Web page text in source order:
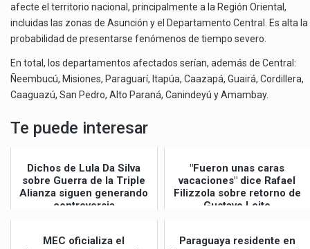
afecte el territorio nacional, principalmente a la Región Oriental,
incluidas las zonas de Asunción y el Departamento Central. Es alta la
probabilidad de presentarse fenómenos de tiempo severo.
En total, los departamentos afectados serían, además de Central:
Ñeembucú, Misiones, Paraguarí, Itapúa, Caazapá, Guairá, Cordillera,
Caaguazú, San Pedro, Alto Paraná, Canindeyú y Amambay.
Te puede interesar
Dichos de Lula Da Silva
sobre Guerra de la Triple
Alianza siguen generando
controversia
"Fueron unas caras
vacaciones" dice Rafael
Filizzola sobre retorno de
Gustavo Leite
MEC oficializa el
Paraguaya residente en